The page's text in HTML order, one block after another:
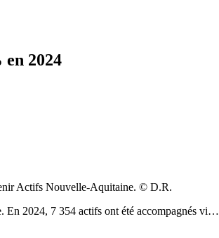
2024
Actifs Nouvelle-Aquitaine. © D.R.
En 2024, 7 354 actifs ont été accompagnés vi…